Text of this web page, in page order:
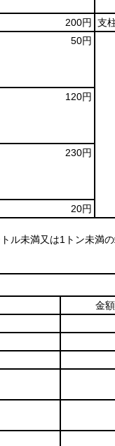
200円
支
50円
120円
230円
20円
未満又は1トン未満
金額